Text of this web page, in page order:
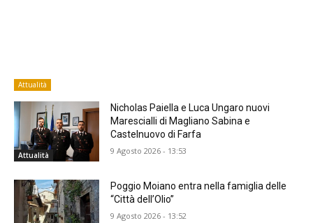
Attualità
Attualità
Nicholas Paiella e Luca Ungaro nuovi
Marescialli di Magliano Sabina e
Castelnuovo di Farfa
9 Agosto 2026 - 13:53
Poggio Moiano entra nella famiglia delle
“Città dell’Olio”
9 Agosto 2026 - 13:52